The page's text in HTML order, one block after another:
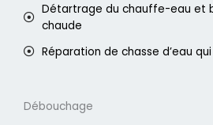
Détartrage du chauffe-eau et
chaude
Réparation de chasse d’eau
Débouchage